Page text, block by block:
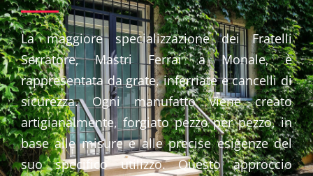
La maggiore specializzazione dei Fratelli
Serratore, Mastri Ferrai a Monale, è
rappresentata da grate, inferriate e cancelli di
sicurezza. Ogni manufatto viene creato
artigianalmente, forgiato pezzo per pezzo, in
base alle misure e alle precise esigenze del
suo specifico utilizzo. Questo approccio